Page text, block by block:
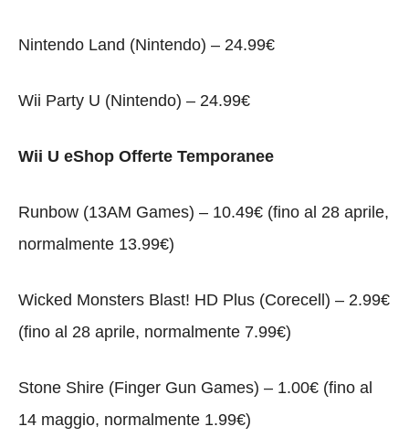
Nintendo Land (Nintendo) – 24.99€
Wii Party U (Nintendo) – 24.99€
Wii U eShop Offerte Temporanee
Runbow (13AM Games) – 10.49€ (fino al 28 aprile,
normalmente 13.99€)
Wicked Monsters Blast! HD Plus (Corecell) – 2.99€
(fino al 28 aprile, normalmente 7.99€)
Stone Shire (Finger Gun Games) – 1.00€ (fino al
14 maggio, normalmente 1.99€)